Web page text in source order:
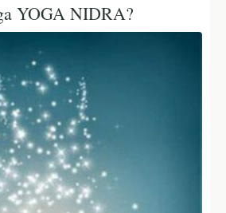
YOGA NIDRA?